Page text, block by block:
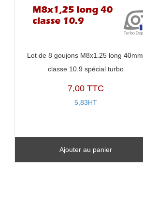
Lot de 8 goujons M8x1.25 long 40mm,
classe 10.9 spécial turbo
7,00 TTC
5,83HT
Ajouter au panier